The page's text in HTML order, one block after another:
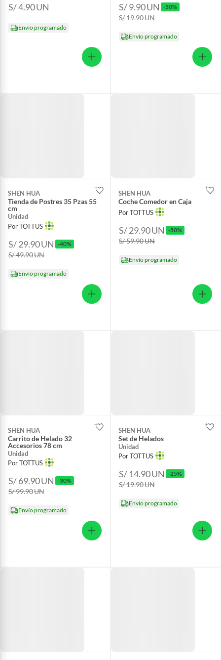
S/ 4.90UN
Envío programado
S/ 9.90UN -50%
S/ 19.90UN
Envío programado
SHEN HUA
Tienda de Postres 35 Pzas 55
cm
Unidad
Por TOTTUS
S/ 29.90UN -40%
S/ 49.90UN
Envío programado
SHEN HUA
Coche Comedor en Caja
Por TOTTUS
S/ 29.90UN -50%
S/ 59.90UN
Envío programado
SHEN HUA
Carrito de Helado 32
Accesorios 78 cm
Unidad
Por TOTTUS
S/ 69.90UN -30%
S/ 99.90UN
Envío programado
SHEN HUA
Set de Helados
Unidad
Por TOTTUS
S/ 14.90UN -25%
S/ 19.90UN
Envío programado